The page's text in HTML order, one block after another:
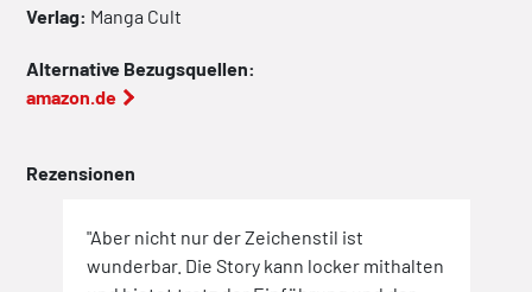
Verlag: Manga Cult
Alternative Bezugsquellen:
amazon.de
Rezensionen
"Aber nicht nur der Zeichenstil ist
wunderbar. Die Story kann locker mithalten